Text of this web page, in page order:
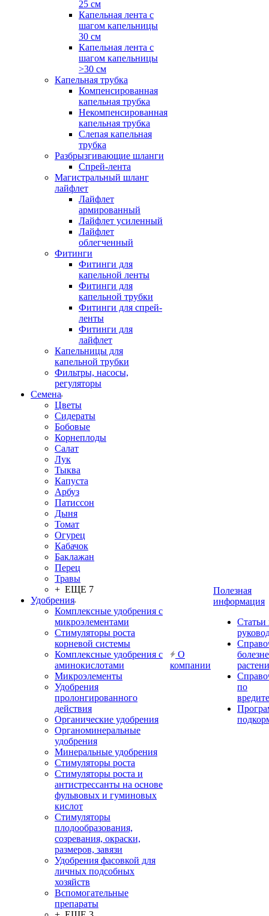
25 см
Капельная лента с
шагом капельницы
30 см
Капельная лента с
шагом капельницы
>30 см
Капельная трубка
Компенсированная
капельная трубка
Некомпенсированная
капельная трубка
Слепая капельная
трубка
Разбрызгивающие шланги
Спрей-лента
Магистральный шланг
лайфлет
Лайфлет
армированный
Лайфлет усиленный
Лайфлет
облегченный
Фитинги
Фитинги для
капельной ленты
Фитинги для
капельной трубки
Фитинги для спрей-
ленты
Фитинги для
лайфлет
Капельницы для
капельной трубки
Фильтры, насосы,
регуляторы
Семена
Цветы
Сидераты
Бобовые
Корнеплоды
Салат
Лук
Тыква
Капуста
Арбуз
Патиссон
Дыня
Томат
Огурец
Кабачок
Баклажан
Перец
Травы
+ ЕЩЕ 7
Удобрения
Комплексные удобрения с
микроэлементами
Стимуляторы роста
корневой системы
Комплексные удобрения с
аминокислотами
Микроэлементы
Удобрения
пролонгированного
действия
Органические удобрения
Органоминеральные
удобрения
Минеральные удобрения
Стимуляторы роста
Стимуляторы роста и
антистрессанты на основе
фульвовых и гуминовых
кислот
Стимуляторы
плодообразования,
созревания, окраски,
размеров, завязи
Удобрения фасовкой для
личных подсобных
хозяйств
Вспомогательные
препараты
О
компании
Полезная
информация
Статьи
по